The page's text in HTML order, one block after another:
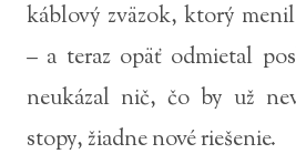
káblový zväzok, ktorý
– a teraz opäť odmietal
neukázal nič, čo by už
stopy, žiadne nové riešenie.